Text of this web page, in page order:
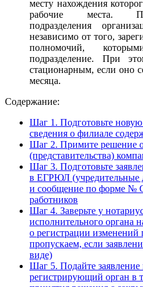
месту нахождения
рабочие места.
подразделения
независимо от того,
полномочий,
подразделение. При
стационарным, если оно
месяца.
Содержание:
Шаг 1. Подготовьте
сведения о филиале
Шаг 2. Примите решение
(представительства)
Шаг 3. Подготовьте
в ЕГРЮЛ (учредительные
и сообщение по форме №
работников
Шаг 4. Заверьте у
исполнительного органа
о регистрации
пропускаем, если
виде)
Шаг 5. Подайте
регистрирующий орган в